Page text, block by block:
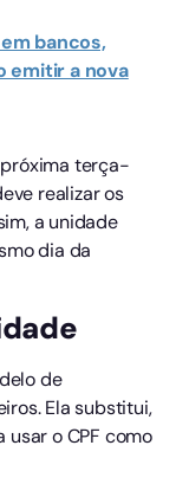
bancos,
emitir a nova
terça-
realizar os
a unidade
dia da
de
Ela substitui,
usar o CPF como